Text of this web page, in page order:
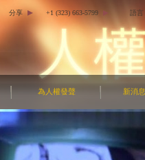
分享 +1 (323) 663-5799
語言
為人權發聲 新消息